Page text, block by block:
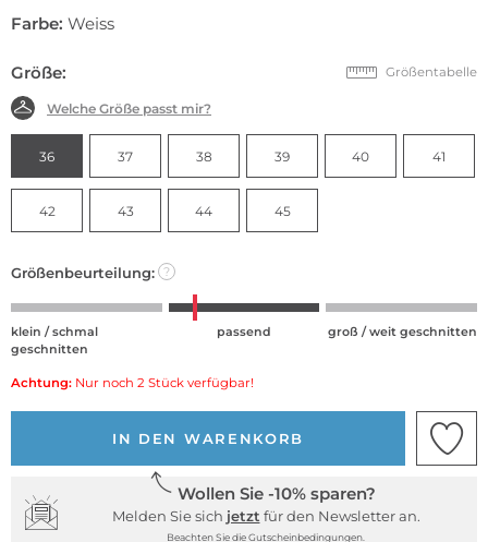
Farbe: Weiss
Größe: Größentabelle
Welche Größe passt mir?
36 37 38 39 40 41
42 43 44 45
Größenbeurteilung: ?
klein / schmal
geschnitten
passend groß / weit geschnitten
Achtung: Nur noch 2 Stück verfügbar!
IN DEN WARENKORB
Wollen Sie -10% sparen?
Melden Sie sich jetzt für den Newsletter an.
Beachten Sie die Gutscheinbedingungen.